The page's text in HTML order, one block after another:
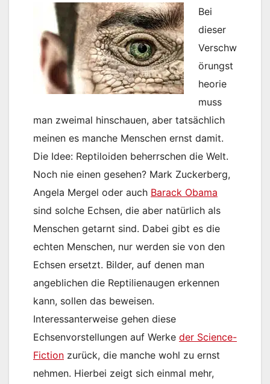
Bei
dieser
Verschw
örungst
heorie
muss
man zweimal hinschauen, aber tatsächlich
meinen es manche Menschen ernst damit.
Die Idee: Reptiloiden beherrschen die Welt.
Noch nie einen gesehen? Mark Zuckerberg,
Angela Mergel oder auch Barack Obama
sind solche Echsen, die aber natürlich als
Menschen getarnt sind. Dabei gibt es die
echten Menschen, nur werden sie von den
Echsen ersetzt. Bilder, auf denen man
angeblichen die Reptilienaugen erkennen
kann, sollen das beweisen.
Interessanterweise gehen diese
Echsenvorstellungen auf Werke der Science-
Fiction zurück, die manche wohl zu ernst
nehmen. Hierbei zeigt sich einmal mehr,